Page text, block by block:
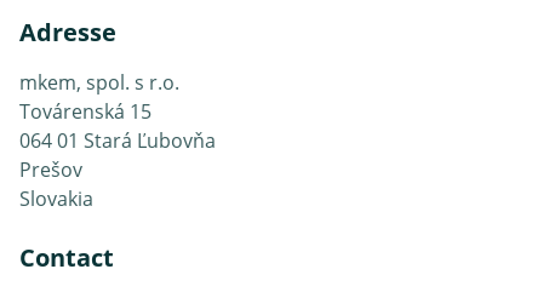
Adresse
mkem, spol. s r.o.
Továrenská 15
064 01 Stará Ľubovňa
Prešov
Slovakia
Contact